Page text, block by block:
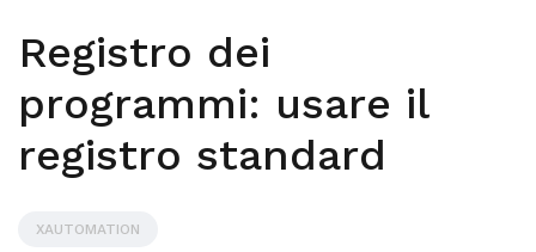
Registro dei
programmi: usare il
registro standard
XAUTOMATION